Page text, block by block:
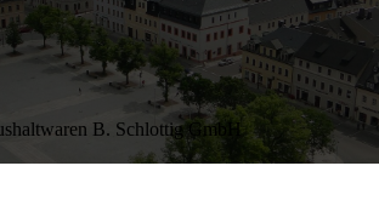
B. Schlottig GmbH